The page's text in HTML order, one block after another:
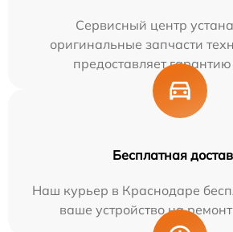
Сервисный центр
оригинальные запчасти
предоставляет гарантию
Бесплатная
Наш курьер в Краснодаре
ваше устройство на